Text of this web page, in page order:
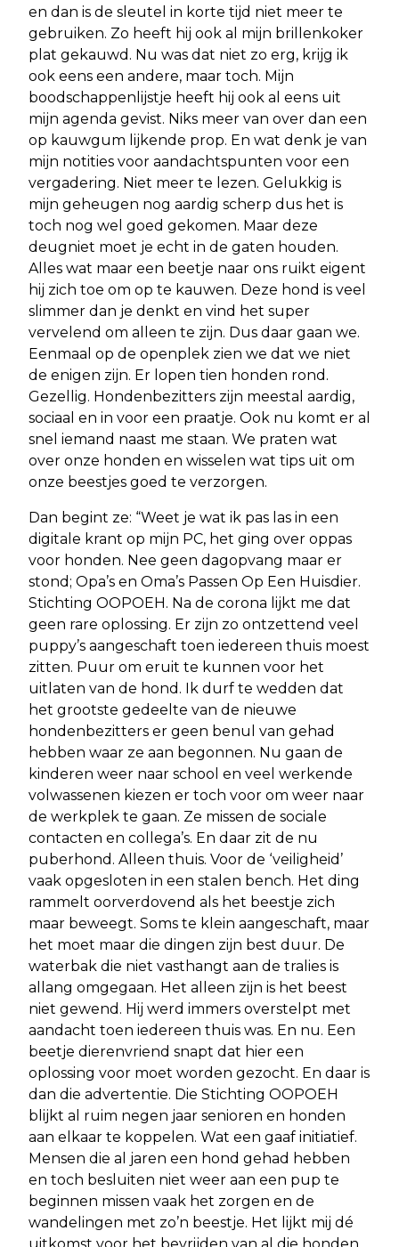
en dan is de sleutel in korte tijd niet meer te
gebruiken. Zo heeft hij ook al mijn brillenkoker
plat gekauwd. Nu was dat niet zo erg, krijg ik
ook eens een andere, maar toch. Mijn
boodschappenlijstje heeft hij ook al eens uit
mijn agenda gevist. Niks meer van over dan een
op kauwgum lijkende prop. En wat denk je van
mijn notities voor aandachtspunten voor een
vergadering. Niet meer te lezen. Gelukkig is
mijn geheugen nog aardig scherp dus het is
toch nog wel goed gekomen. Maar deze
deugniet moet je echt in de gaten houden.
Alles wat maar een beetje naar ons ruikt eigent
hij zich toe om op te kauwen. Deze hond is veel
slimmer dan je denkt en vind het super
vervelend om alleen te zijn. Dus daar gaan we.
Eenmaal op de openplek zien we dat we niet
de enigen zijn. Er lopen tien honden rond.
Gezellig. Hondenbezitters zijn meestal aardig,
sociaal en in voor een praatje. Ook nu komt er al
snel iemand naast me staan. We praten wat
over onze honden en wisselen wat tips uit om
onze beestjes goed te verzorgen.
Dan begint ze: “Weet je wat ik pas las in een
digitale krant op mijn PC, het ging over oppas
voor honden. Nee geen dagopvang maar er
stond; Opa’s en Oma’s Passen Op Een Huisdier.
Stichting OOPOEH. Na de corona lijkt me dat
geen rare oplossing. Er zijn zo ontzettend veel
puppy’s aangeschaft toen iedereen thuis moest
zitten. Puur om eruit te kunnen voor het
uitlaten van de hond. Ik durf te wedden dat
het grootste gedeelte van de nieuwe
hondenbezitters er geen benul van gehad
hebben waar ze aan begonnen. Nu gaan de
kinderen weer naar school en veel werkende
volwassenen kiezen er toch voor om weer naar
de werkplek te gaan. Ze missen de sociale
contacten en collega’s. En daar zit de nu
puberhond. Alleen thuis. Voor de ‘veiligheid’
vaak opgesloten in een stalen bench. Het ding
rammelt oorverdovend als het beestje zich
maar beweegt. Soms te klein aangeschaft, maar
het moet maar die dingen zijn best duur. De
waterbak die niet vasthangt aan de tralies is
allang omgegaan. Het alleen zijn is het beest
niet gewend. Hij werd immers overstelpt met
aandacht toen iedereen thuis was. En nu. Een
beetje dierenvriend snapt dat hier een
oplossing voor moet worden gezocht. En daar is
dan die advertentie. Die Stichting OOPOEH
blijkt al ruim negen jaar senioren en honden
aan elkaar te koppelen. Wat een gaaf initiatief.
Mensen die al jaren een hond gehad hebben
en toch besluiten niet weer aan een pup te
beginnen missen vaak het zorgen en de
wandelingen met zo’n beestje. Het lijkt mij dé
uitkomst voor het bevrijden van al die honden